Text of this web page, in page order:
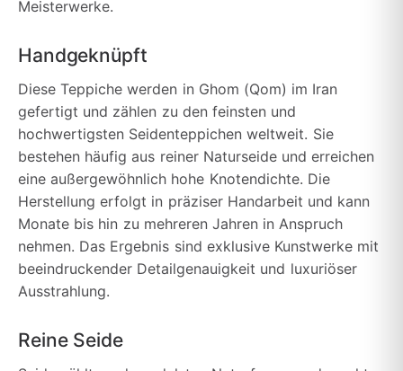
Meisterwerke.
Handgeknüpft
Diese Teppiche werden in Ghom (Qom) im Iran
gefertigt und zählen zu den feinsten und
hochwertigsten Seidenteppichen weltweit. Sie
bestehen häufig aus reiner Naturseide und erreichen
eine außergewöhnlich hohe Knotendichte. Die
Herstellung erfolgt in präziser Handarbeit und kann
Monate bis hin zu mehreren Jahren in Anspruch
nehmen. Das Ergebnis sind exklusive Kunstwerke mit
beeindruckender Detailgenauigkeit und luxuriöser
Ausstrahlung.
Reine Seide